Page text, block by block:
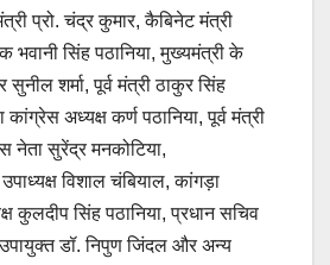
प्रो. चंद्र कुमार, कैबिनेट मंत्री
भवानी सिंह पठानिया, मुख्यमंत्री के
शर्मा, पूर्व मंत्री ठाकुर सिंह
कांग्रेस अध्यक्ष कर्ण पठानिया, पूर्व मंत्री
नेता सुरेंद्र मनकोटिया,
विशाल चंबियाल, कांगड़ा
कुलदीप सिंह पठानिया, प्रधान सचिव
डॉ. निपुण जिंदल और अन्य